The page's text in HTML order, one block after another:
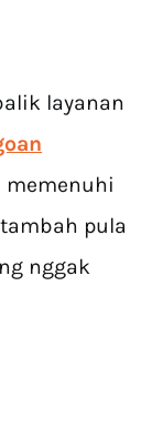
layanan
memenuhi
pula
nggak